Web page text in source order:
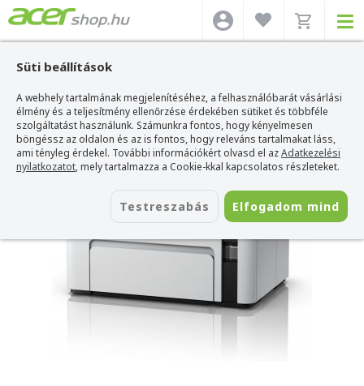
Süti beállítások
A webhely tartalmának megjelenítéséhez, a felhasználóbarát vásárlási
élmény és a teljesítmény ellenőrzése érdekében sütiket és többféle
szolgáltatást használunk. Számunkra fontos, hogy kényelmesen
böngéssz az oldalon és az is fontos, hogy releváns tartalmakat láss,
ami tényleg érdekel. További információkért olvasd el azAdatkezelési
nyilatkozatot, mely tartalmazza a Cookie-kkal kapcsolatos részleteket.
Testreszabás Elfogadom mind
Acer webshop>Kiegészítők>Nyomtatók> Epson Nyomtatók>Epson
EcoTank M1100 mono tintasugaras nyomtató
Epson EcoTank M1100 mono
tintasugaras nyomtató
Azonosító: C11CG95403